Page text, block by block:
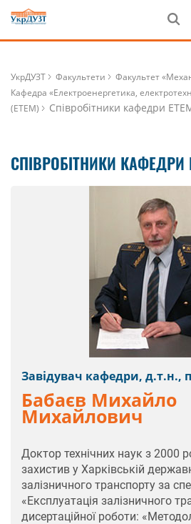
УкрДУЗТ Факультети
Факультет
Кафедра «Електроенергетика,
(ЕТЕМ)
Співробітники кафедри
СПІВРОБІТНИКИ КАФЕДРИ
Завідувач кафедри, д.т.н.,
Бабаєв Михайло
Михайлович
Доктор технічних наук з 2000
захистив у Харківській
залізничного транспорту за
«Експлуатація залізничного
дисертаційної роботи: